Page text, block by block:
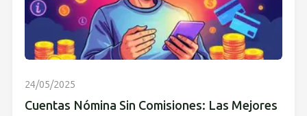
24/05/2025
Cuentas Nómina Sin Comisiones: Las Mejores